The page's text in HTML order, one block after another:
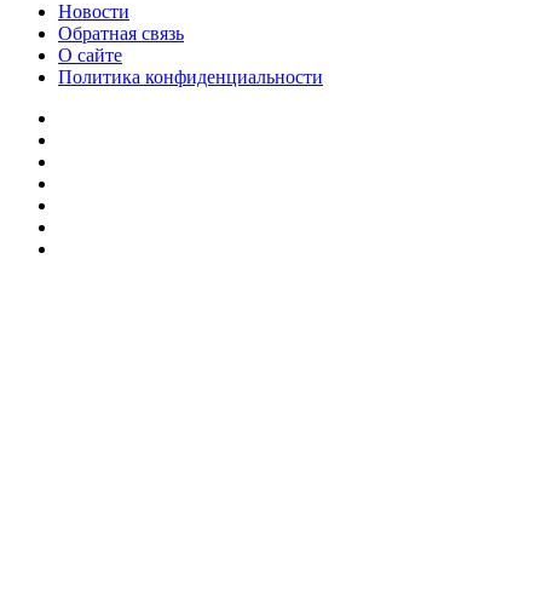
Новости
Обратная связь
О сайте
Политика конфиденциальности